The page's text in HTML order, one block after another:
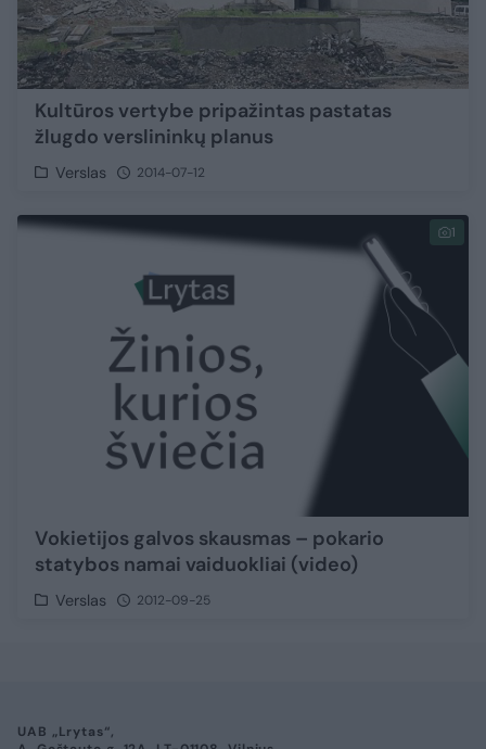
Kultūros vertybe pripažintas pastatas
žlugdo verslininkų planus
Verslas 2014-07-12
1
Vokietijos galvos skausmas – pokario
statybos namai vaiduokliai (video)
Verslas 2012-09-25
UAB „Lrytas“,